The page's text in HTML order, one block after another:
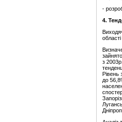
-
4.
з
Рівень
до